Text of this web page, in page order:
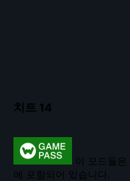
치트 14
이 모드들은
에 포함되어 있습니다.